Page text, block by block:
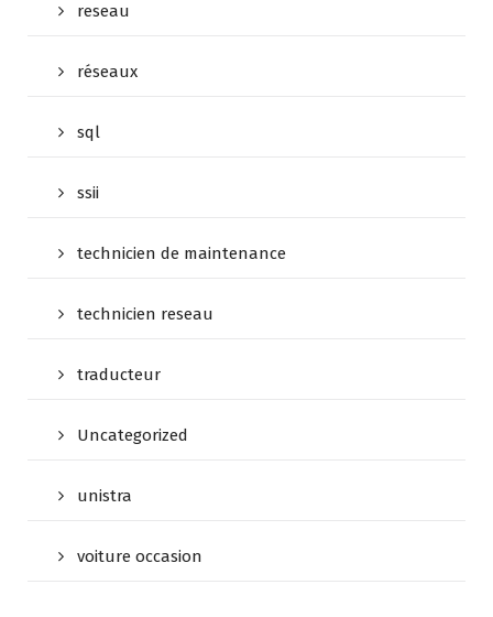
reseau
réseaux
sql
ssii
technicien de maintenance
technicien reseau
traducteur
Uncategorized
unistra
voiture occasion